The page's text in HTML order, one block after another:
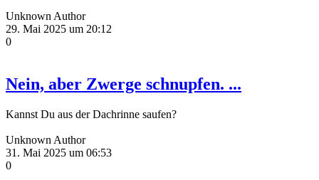
Unknown Author
29. Mai 2025 um 20:12
0
Nein, aber Zwerge schnupfen. ...
Kannst Du aus der Dachrinne saufen?
Unknown Author
31. Mai 2025 um 06:53
0